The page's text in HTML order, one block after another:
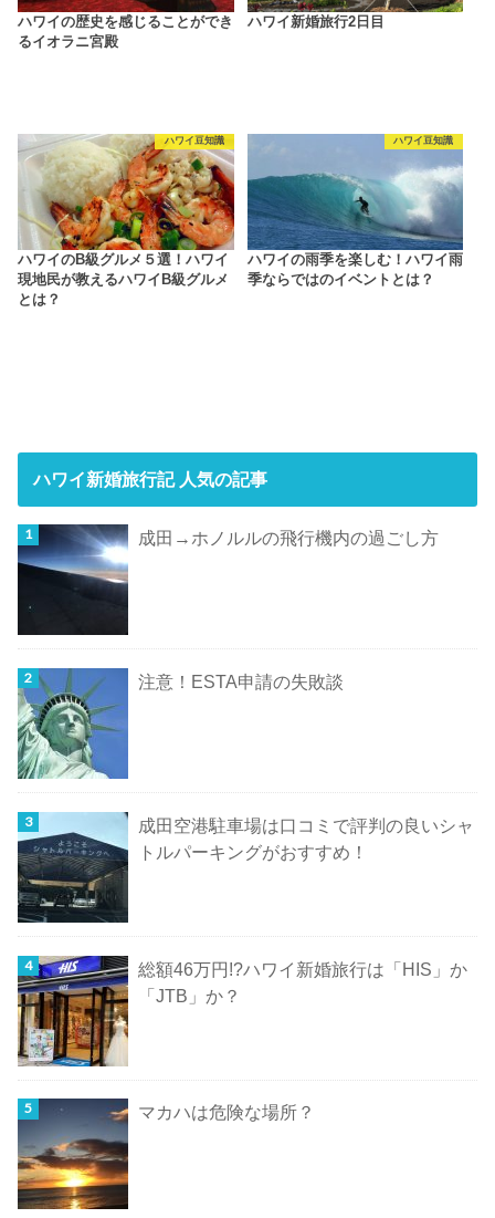
ハワイの歴史を感じることができ
るイオラニ宮殿
ハワイ新婚旅行2日目
ハワイ豆知識
ハワイのB級グルメ５選！ハワイ
現地民が教えるハワイB級グルメ
とは？
ハワイ豆知識
ハワイの雨季を楽しむ！ハワイ雨
季ならではのイベントとは？
ハワイ新婚旅行記 人気の記事
成田→ホノルルの飛行機内の過ごし方
注意！ESTA申請の失敗談
成田空港駐車場は口コミで評判の良いシャ
トルパーキングがおすすめ！
総額46万円!?ハワイ新婚旅行は「HIS」か
「JTB」か？
マカハは危険な場所？